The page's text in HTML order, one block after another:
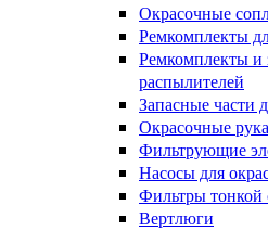
Окрасочные
Ремкомплекты
Ремкомплекты и
распылителей
Запасные части
Окрасочные
Фильтрующие
Насосы для
Фильтры тонкой
Вертлюги